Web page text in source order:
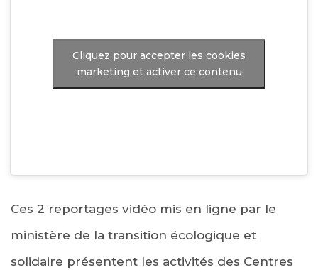
Cliquez pour accepter les cookies
marketing et activer ce contenu
Ces 2 reportages vidéo mis en ligne par le
ministère de la transition écologique et
solidaire présentent les activités des Centres